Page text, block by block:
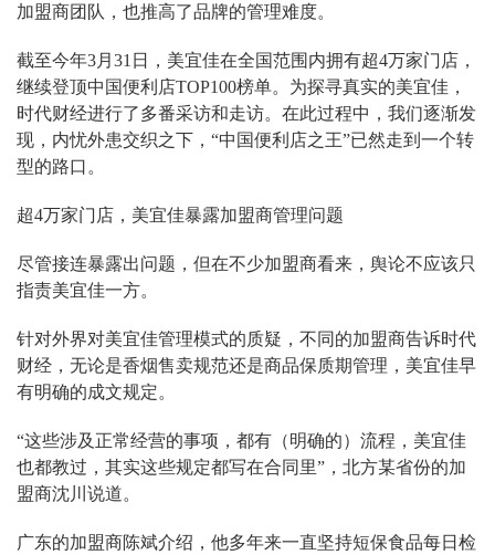
加盟商团队，也推高了品牌的管理难度。
截至今年3月31日，美宜佳在全国范围内拥有超4万家门店，
继续登顶中国便利店TOP100榜单。为探寻真实的美宜佳，
时代财经进行了多番采访和走访。在此过程中，我们逐渐发
现，内忧外患交织之下，“中国便利店之王”已然走到一个转
型的路口。
超4万家门店，美宜佳暴露加盟商管理问题
尽管接连暴露出问题，但在不少加盟商看来，舆论不应该只
指责美宜佳一方。
针对外界对美宜佳管理模式的质疑，不同的加盟商告诉时代
财经，无论是香烟售卖规范还是商品保质期管理，美宜佳早
有明确的成文规定。
“这些涉及正常经营的事项，都有（明确的）流程，美宜佳
也都教过，其实这些规定都写在合同里”，北方某省份的加
盟商沈川说道。
广东的加盟商陈斌介绍，他多年来一直坚持短保食品每日检